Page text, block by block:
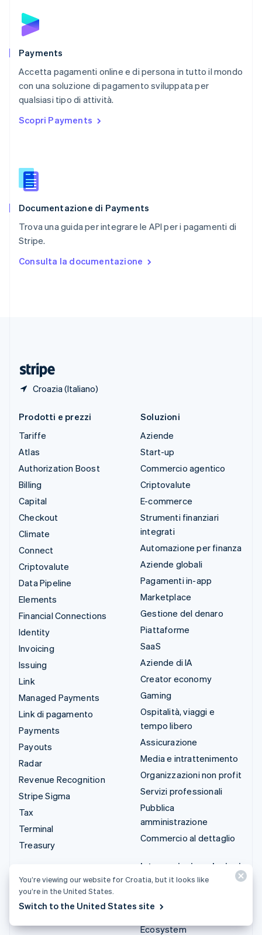
Payments
Accetta pagamenti online e di persona in tutto il mondo
con una soluzione di pagamento sviluppata per
qualsiasi tipo di attività.
Scopri Payments
Documentazione di Payments
Trova una guida per integrare le API per i pagamenti di
Stripe.
Consulta la documentazione
Croazia (Italiano)
Polonia
English
Português
English简体中文
Regno Unito
English
English
English
Slovacchia
Slovenia
Spagna
Español
English Español简体中文
Prodotti e prezzi
Tariffe
Atlas
Authorization Boost
Billing
Capital
Checkout
Climate
Connect
Criptovalute
Data Pipeline
Elements
Financial Connections
Identity
Invoicing
Issuing
Link
Managed Payments
Link di pagamento
Payments
Payouts
Radar
Revenue Recognition
Stripe Sigma
Tax
Terminal
Treasury
Soluzioni
Aziende
Start-up
Commercio agentico
Criptovalute
E-commerce
Strumenti finanziari
integrati
Automazione per finanza
Aziende globali
Pagamenti in-app
Marketplace
Gestione del denaro
Piattaforme
SaaS
Aziende di IA
Creator economy
Gaming
Ospitalità, viaggi e
tempo libero
Assicurazione
Media e intrattenimento
Organizzazioni non profit
Servizi professionali
Pubblica
amministrazione
Commercio al dettaglio
Integrazioni e soluzioni
personalizzate
Ecosystem
You’re viewing our website for Croatia, but it looks like
you’re in the United States.
Switch to the United States site